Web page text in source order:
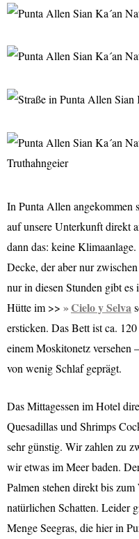
In Punta Allen angekommen
auf unsere Unterkunft direkt
dann das: keine
Decke, der aber nur
nur in diesen Stunden gibt
Hütte im >>
Cielo y Selva
ersticken. Das Bett ist ca.
einem Moskitonetz versehen
von wenig Schlaf geprägt.
Das Mittagessen im Hotel
Quesadillas und Shrimps
sehr günstig. Wir zahlen zu
wir etwas im Meer baden.
Palmen stehen direkt bis
natürlichen Schatten. Leider
Menge Seegras, die hier in